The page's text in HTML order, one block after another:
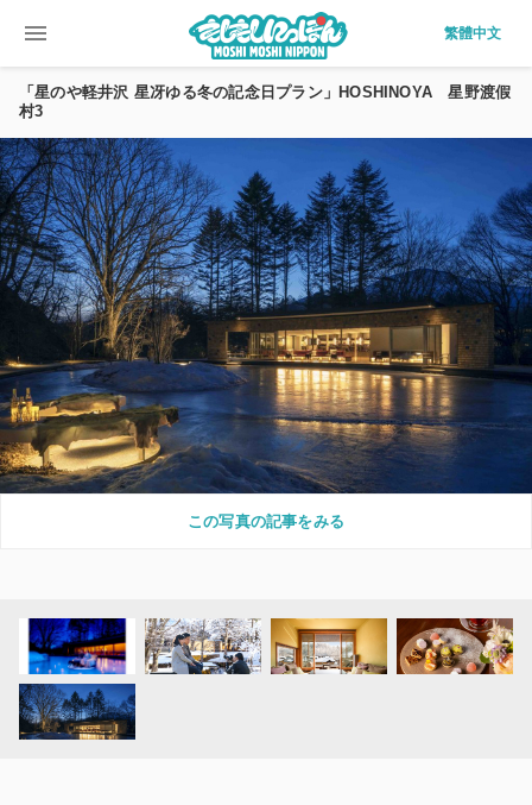
menu 繁體中文
「星のや軽井沢 星冴ゆる冬の記念日プラン」HOSHINOYA 星野渡假
村3
この写真の記事をみる